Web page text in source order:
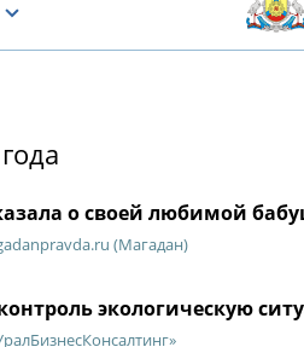
о своей любимой
(Магадан)
экологическую